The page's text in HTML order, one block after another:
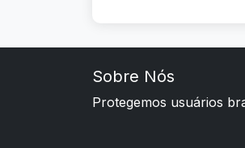
Sobre Nós
Protegemos usuários